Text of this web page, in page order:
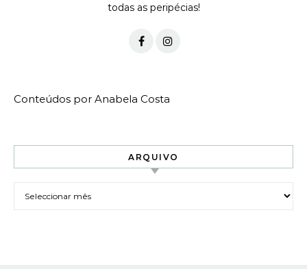
todas as peripécias!
Conteúdos por Anabela Costa
ARQUIVO